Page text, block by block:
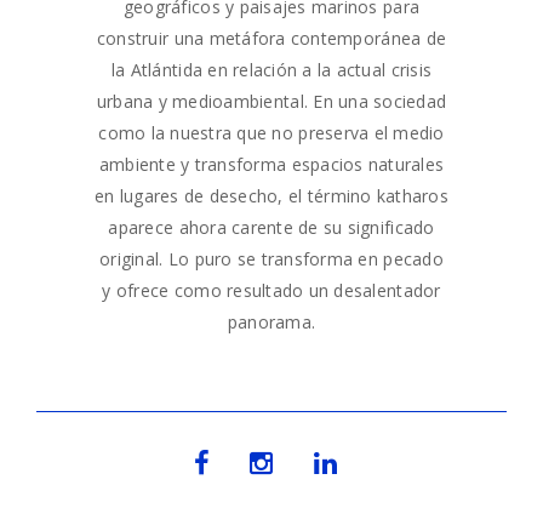
geográficos y paisajes marinos para
construir una metáfora contemporánea de
la Atlántida en relación a la actual crisis
urbana y medioambiental. En una sociedad
como la nuestra que no preserva el medio
ambiente y transforma espacios naturales
en lugares de desecho, el término katharos
aparece ahora carente de su significado
original. Lo puro se transforma en pecado
y ofrece como resultado un desalentador
panorama.